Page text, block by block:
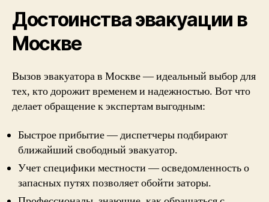
Достоинства эвакуации в
Москве
Вызов эвакуатора в Москве — идеальный выбор для
тех, кто дорожит временем и надежностью. Вот что
делает обращение к экспертам выгодным:
Быстрое прибытие — диспетчеры подбирают
ближайший свободный эвакуатор.
Учет специфики местности — осведомленность о
запасных путях позволяет обойти заторы.